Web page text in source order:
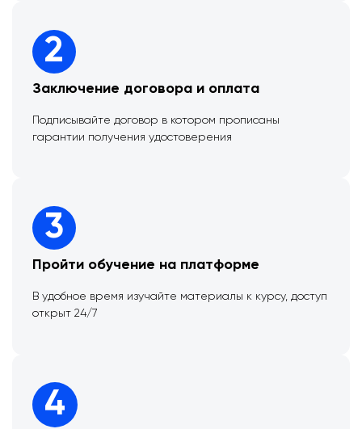
2
Заключение договора и оплата
Подписывайте договор в котором прописаны
гарантии получения удостоверения
3
Пройти обучение на платформе
В удобное время изучайте материалы к курсу, доступ
открыт 24/7
4